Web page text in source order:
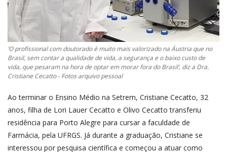
‘O profissional com doutorado é muito mais valorizado na Áustria que no
Brasil, sem contar a qualidade de vida, a segurança e o baixo custo de
vida, que pesaram na hora de optar em morar fora do Brasil’, diz a Dra.
Cristiane Cecatto - Fotos arquivo pessoal
Ao terminar o Ensino Médio na Setrem, Cristiane Cecatto, 32
anos, filha de Lori Lauer Cecatto e Olivo Cecatto transferiu
residência para Porto Alegre para cursar a faculdade de
Farmácia, pela UFRGS. Já durante a graduação, Cristiane se
interessou por pesquisa científica e começou a atuar como